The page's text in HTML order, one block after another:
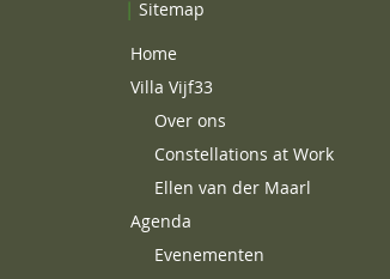
| Sitemap
Home
Villa Vijf33
Over ons
Constellations at Work
Ellen van der Maarl
Agenda
Evenementen